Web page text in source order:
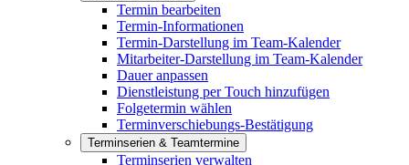
Termin bearbeiten
Termin-Informationen
Termin-Darstellung im Team-Kalender
Mitarbeiter-Darstellung im Team-Kalender
Dauer anpassen
Dienstleistung per Touch hinzufügen
Folgetermin wählen
Terminverschiebungs-Bestätigung
Terminserien & Teamtermine
Terminserien verwalten